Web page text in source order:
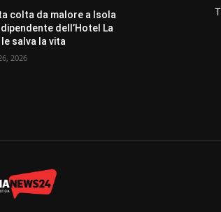
colta da malore a Isola
dipendente dell’Hotel La
le salva la vita
2026